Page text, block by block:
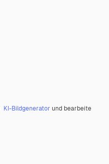
KI-Bildgenerator und bearbeite